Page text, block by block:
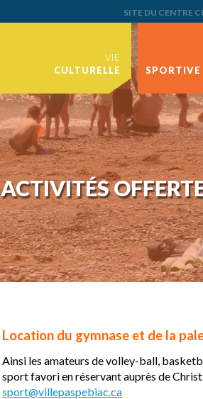
SITE DU CENTRE
VIE
CULTURELLE
SPORTIVE
ACTIVITÉS
Location du gymnase et de la
Ainsi les amateurs de volley-ball,
sport favori en réservant auprès de
sport@villepaspebiac.ca